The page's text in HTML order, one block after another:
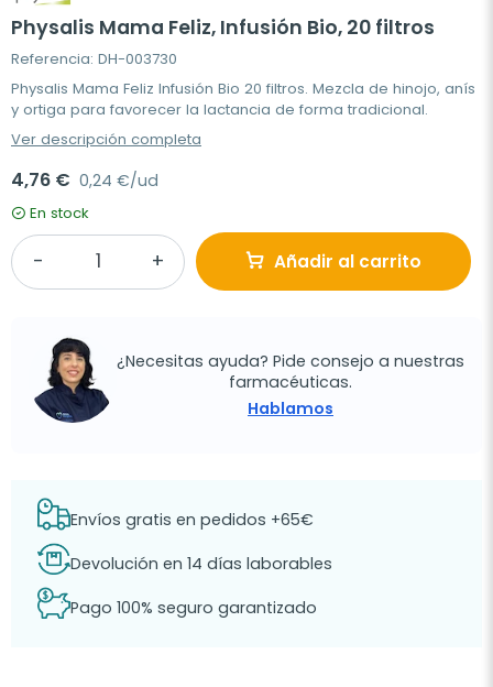
Physalis Mama Feliz, Infusión Bio, 20 filtros
Referencia: DH-003730
Physalis Mama Feliz Infusión Bio 20 filtros. Mezcla de hinojo, anís
y ortiga para favorecer la lactancia de forma tradicional.
Ver descripción completa
4,76 € 0,24 €/ud
En stock
Añadir al carrito
¿Necesitas ayuda? Pide consejo a nuestras
farmacéuticas.
Hablamos
Envíos gratis en pedidos +65€
Devolución en 14 días laborables
Pago 100% seguro garantizado